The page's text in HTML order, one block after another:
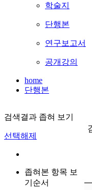
학술지
단행본
연구보고서
공개강의
home
단행본
검색결과 좁혀 보기
선택해제
좁혀본 항목 보
기순서